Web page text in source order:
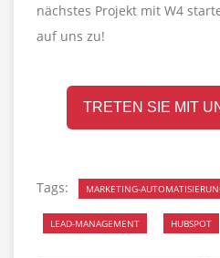
nächstes Projekt mit W4
auf uns zu!
TRETEN SIE MIT
Tags: MARKETING-
LEAD-MANAGEMENT HUBSPOT